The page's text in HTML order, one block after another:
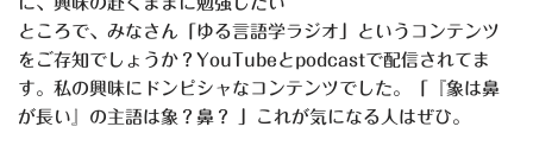
ところで、みなさん「ゆる言語学ラジオ」というコンテンツ
をご存知でしょうか？YouTubeとpodcastで配信されてま
す。私の興味にドンピシャなコンテンツでした。「『象は鼻
が長い』の主語は象？鼻？ 」これが気になる人はぜひ。